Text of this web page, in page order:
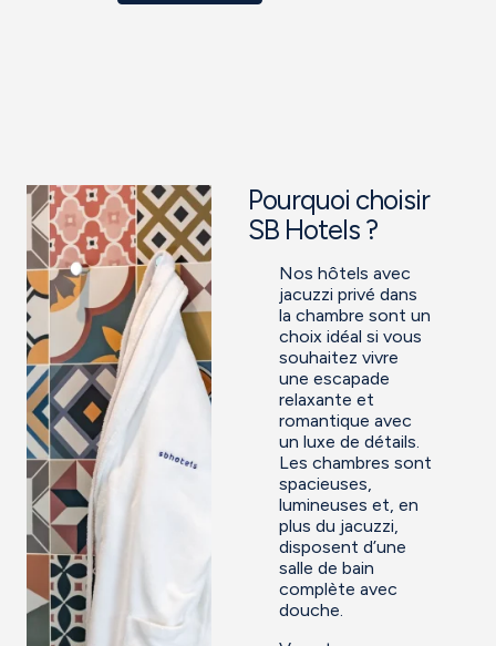
Pourquoi choisir
SB Hotels ?
Nos hôtels avec
jacuzzi privé dans
la chambre sont un
choix idéal si vous
souhaitez vivre
une escapade
relaxante et
romantique avec
un luxe de détails.
Les chambres sont
spacieuses,
lumineuses et, en
plus du jacuzzi,
disposent d’une
salle de bain
complète avec
douche.